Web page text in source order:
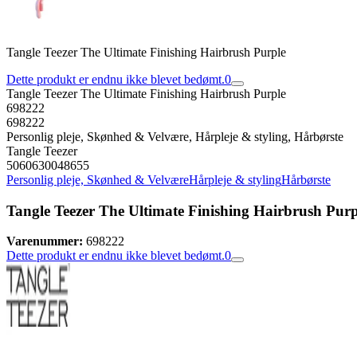
Tangle Teezer The Ultimate Finishing Hairbrush Purple
Dette produkt er endnu ikke blevet bedømt.0
Tangle Teezer The Ultimate Finishing Hairbrush Purple
698222
698222
Personlig pleje, Skønhed & Velvære, Hårpleje & styling, Hårbørste
Tangle Teezer
5060630048655
Personlig pleje, Skønhed & VelværeHårpleje & stylingHårbørste
Tangle Teezer The Ultimate Finishing Hairbrush
Varenummer: 698222
Dette produkt er endnu ikke blevet bedømt.0